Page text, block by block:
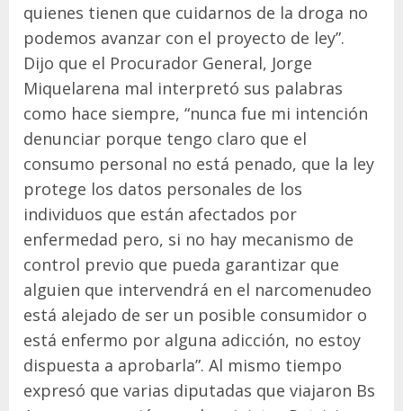
quienes tienen que cuidarnos de la droga no
podemos avanzar con el proyecto de ley”.
Dijo que el Procurador General, Jorge
Miquelarena mal interpretó sus palabras
como hace siempre, “nunca fue mi intención
denunciar porque tengo claro que el
consumo personal no está penado, que la ley
protege los datos personales de los
individuos que están afectados por
enfermedad pero, si no hay mecanismo de
control previo que pueda garantizar que
alguien que intervendrá en el narcomenudeo
está alejado de ser un posible consumidor o
está enfermo por alguna adicción, no estoy
dispuesta a aprobarla”. Al mismo tiempo
expresó que varias diputadas que viajaron Bs